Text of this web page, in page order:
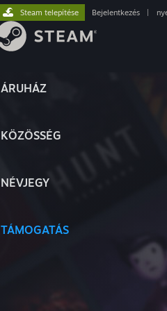
ÁRUHÁZ
KÖZÖSSÉG
NÉVJEGY
TÁMOGATÁS
Steam telepítése Bejelentkezés